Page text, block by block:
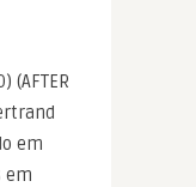
(AFTER
em
em